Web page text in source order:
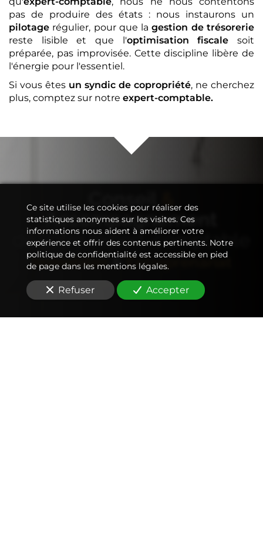
pas de produire des états : nous instaurons un
pilotage régulier, pour que lagestion de trésorerie
reste lisible et que l'optimisation fiscale soit
préparée, pas improvisée. Cette discipline libère de
l'énergie pour l'essentiel.
Si vous êtes un syndic de copropriété, ne cherchez
plus, comptez sur notre expert-comptable.
Conseil &
Accompagnement
de votreexpert-comptable
Immobilier&Entreprenariat
Ce site utilise les cookies pour réaliser des
statistiques anonymes sur les visites. Ces
informations nous aident à améliorer votre
expérience et offrir des contenus pertinents. Notre
politique de confidentialité est accessible en pied
de page dans les mentions légales.
Refuser Accepter